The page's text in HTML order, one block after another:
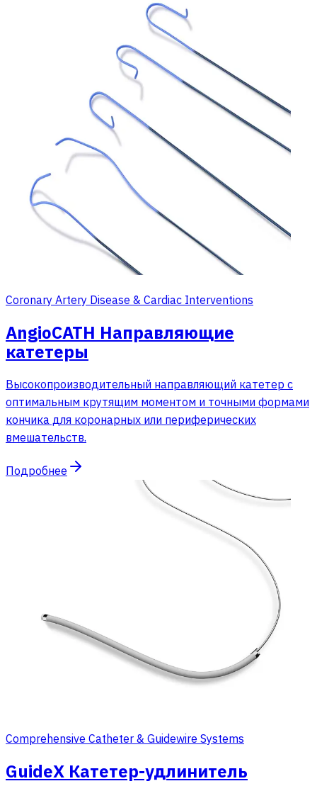
Coronary Artery Disease & Cardiac Interventions
AngioCATH Направляющие
катетеры
Высокопроизводительный направляющий катетер с
оптимальным крутящим моментом и точными формами
кончика для коронарных или периферических
вмешательств.
Подробнее
Comprehensive Catheter & Guidewire Systems
GuideX Катетер-удлинитель